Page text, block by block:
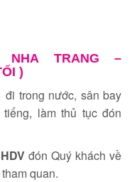
TRANG –
)
đi trong nước, sân bay
làm thủ tục đón
HDV đón Quý khách về
quan.